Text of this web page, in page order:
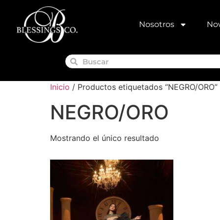
Nosotros
Inicio / Productos etiquetados “NEGRO/ORO”
NEGRO/ORO
Mostrando el único resultado